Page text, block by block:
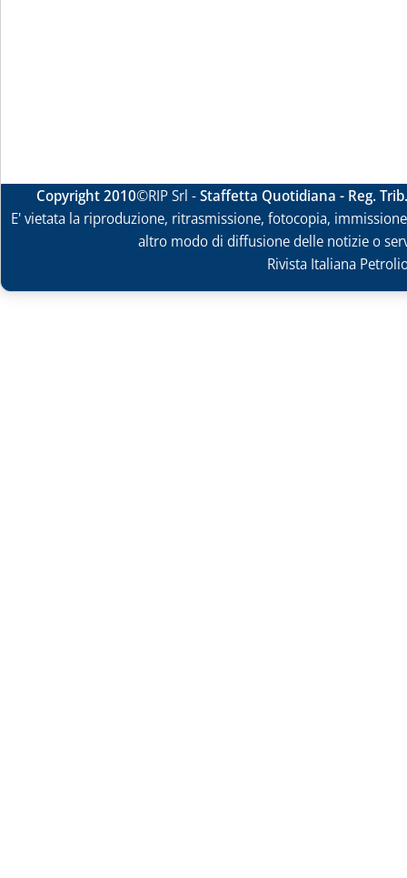
Copyright 2010©RIP Srl -Staffetta Quotidiana - Reg.
E' vietata la riproduzione, ritrasmissione, fotocopia,
altro modo di diffusione delle notizie o
Rivista Italiana